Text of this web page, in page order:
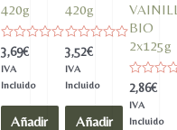
420g
Valorado
en
0
de
3,69€
IVA
Incluido
Añadir
420g
Valorado
en
0
de
3,52€
IVA
Incluido
Añadir
BIO
2x125g
Valorado
en
0
de
2,86€
IVA
Incluido